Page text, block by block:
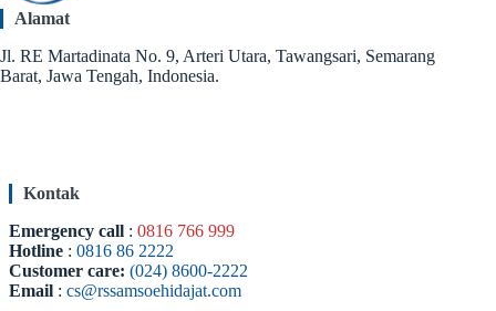
Alamat
Jl. RE Martadinata No. 9, Arteri Utara, Tawangsari, Semarang
Barat, Jawa Tengah, Indonesia.
Kontak
Emergency call : 0816 766 999
Hotline : 0816 86 2222
Customer care: (024) 8600-2222
Email : cs@rssamsoehidajat.com